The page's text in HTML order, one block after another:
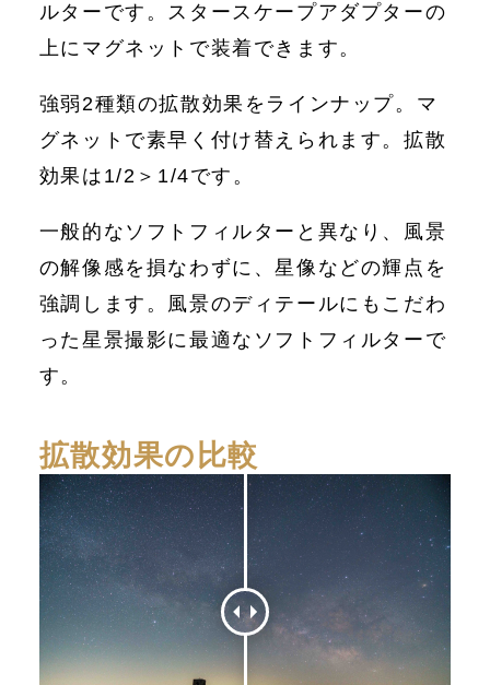
ルターです。スタースケープアダプターの
上にマグネットで装着できます。
強弱2種類の拡散効果をラインナップ。マ
グネットで素早く付け替えられます。拡散
効果は1/2＞1/4です。
一般的なソフトフィルターと異なり、風景
の解像感を損なわずに、星像などの輝点を
強調します。風景のディテールにもこだわ
った星景撮影に最適なソフトフィルターで
す。
拡散効果の比較